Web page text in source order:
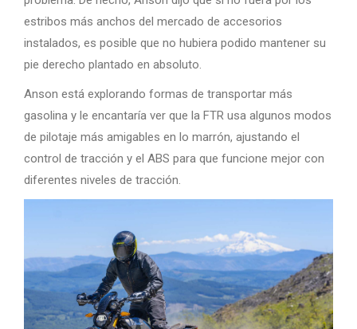
estribos más anchos del mercado de accesorios
instalados, es posible que no hubiera podido mantener su
pie derecho plantado en absoluto.
Anson está explorando formas de transportar más
gasolina y le encantaría ver que la FTR usa algunos modos
de pilotaje más amigables en lo marrón, ajustando el
control de tracción y el ABS para que funcione mejor con
diferentes niveles de tracción.